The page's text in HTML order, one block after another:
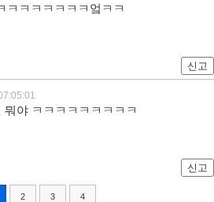
ㅋㅋㅋㅋㅋㅋㅋ엌ㅋㅋ
신고
뭐야 ㅋㅋㅋㅋㅋㅋㅋㅋㅋ
신고
2 3 4